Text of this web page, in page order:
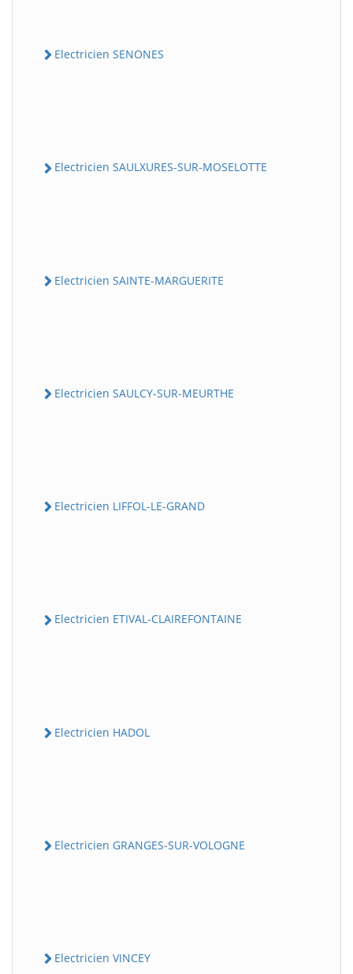
Electricien SENONES
Electricien SAULXURES-SUR-MOSELOTTE
Electricien SAINTE-MARGUERITE
Electricien SAULCY-SUR-MEURTHE
Electricien LIFFOL-LE-GRAND
Electricien ETIVAL-CLAIREFONTAINE
Electricien HADOL
Electricien GRANGES-SUR-VOLOGNE
Electricien VINCEY